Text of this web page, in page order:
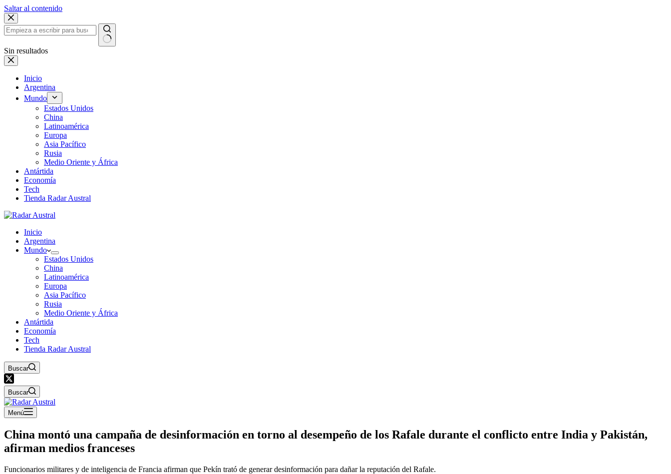
Saltar al contenido
Sin resultados
Inicio
Argentina
Mundo
Estados Unidos
China
Latinoamérica
Europa
Asia Pacífico
Rusia
Medio Oriente y África
Antártida
Economía
Tech
Tienda Radar Austral
Inicio
Argentina
Mundo
Estados Unidos
China
Latinoamérica
Europa
Asia Pacífico
Rusia
Medio Oriente y África
Antártida
Economía
Tech
Tienda Radar Austral
Buscar
Buscar
Menú
China montó una campaña de desinformación en torno al desempeño de los Rafale durante el conflicto entre India y Pakistán,
afirman medios franceses
Funcionarios militares y de inteligencia de Francia afirman que Pekín trató de generar desinformación para dañar la reputación del Rafale.